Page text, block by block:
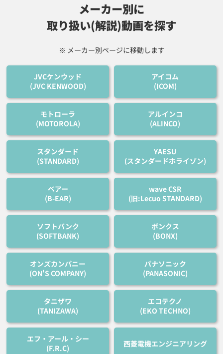
メーカー別に
取り扱い(解説)動画を探す
※ メーカー別ページに移動します
JVCケンウッド
(JVC KENWOOD)
アイコム
(ICOM)
モトローラ
(MOTOROLA)
アルインコ
(ALINCO)
スタンダード
(STANDARD)
YAESU
(スタンダードホライゾン)
ベアー
(B-EAR)
wave CSR
(旧:Lecuo STANDARD)
ソフトバンク
(SOFTBANK)
ボンクス
(BONX)
オンズカンパニー
(ON'S COMPANY)
パナソニック
(PANASONIC)
タニザワ
(TANIZAWA)
エコテクノ
(EKO TECHNO)
エフ・アール・シー
(F.R.C)
西菱電機エンジニアリング